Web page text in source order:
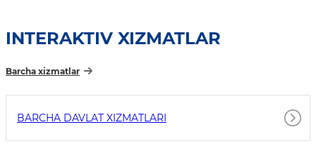
INTERAKTIV XIZMATLAR
Barcha xizmatlar
BARCHA DAVLAT XIZMATLARI